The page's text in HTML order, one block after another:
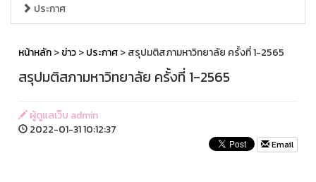
ประกาศ
หน้าหลัก>ข่าว>ประกาศ> สรุปมติสภามหาวิทยาลัย ครั้งที่ 1-2565
สรุปมติสภามหาวิทยาลัย ครั้งที่ 1-2565
ผู้ดูแลเว็บ admin
2022-01-31 10:12:37
Email